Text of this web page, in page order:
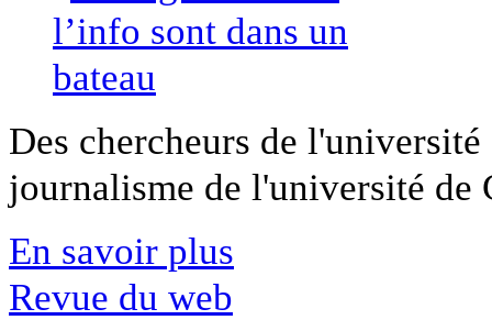
Des chercheurs de
journalisme de l'université
En savoir plus
Revue du web